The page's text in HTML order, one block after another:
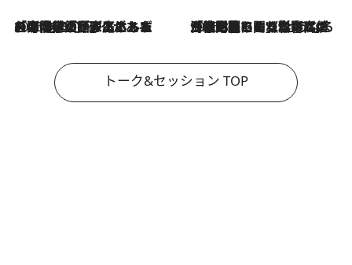
2026.8.3
「今後値上げがあるとすれば…」「リスクがあるのは今年の冬」エネルギー専門家が語る、ホルムズ海峡封鎖が家庭にもたらす“ある心配” 2026.8.3
「住宅建てられない…」「サーチャージ料の高値が続いている」ホルムズ海峡封鎖による影響はいつまで続く？《エネルギー専門家に聞く“どうなる日本の暮らし”》
トーク&セッション TOP